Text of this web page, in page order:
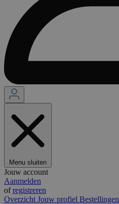
Menu sluiten
Jouw account
Aanmelden
ofregistreren
Overzicht Jouw profiel Bestellingen